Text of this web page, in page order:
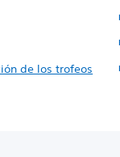
de los trofeos